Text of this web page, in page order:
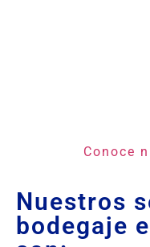
Conoce
Nuestros
bodegaje